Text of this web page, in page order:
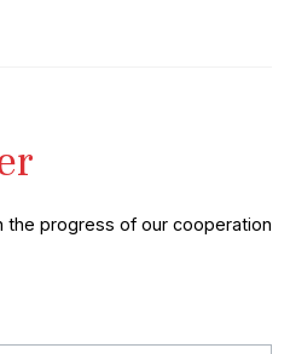
the progress of our cooperation